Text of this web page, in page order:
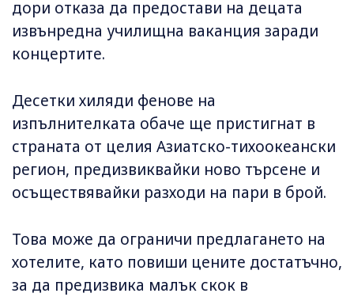
дори отказа да предостави на децата
извънредна училищна ваканция заради
концертите.
Десетки хиляди фенове на
изпълнителката обаче ще пристигнат в
страната от целия Азиатско-тихоокеански
регион, предизвиквайки ново търсене и
осъществявайки разходи на пари в брой.
Това може да ограничи предлагането на
хотелите, като повиши цените достатъчно,
за да предизвика малък скок в